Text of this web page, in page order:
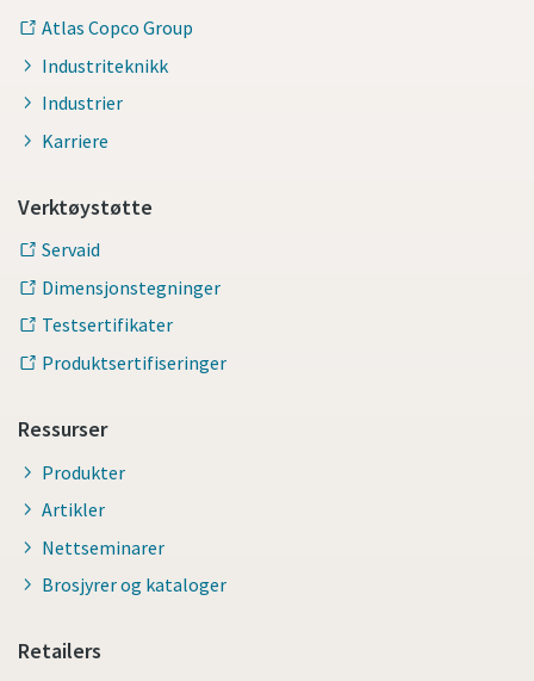
Atlas Copco Group
Industriteknikk
Industrier
Karriere
Verktøystøtte
Servaid
Dimensjonstegninger
Testsertifikater
Produktsertifiseringer
Ressurser
Produkter
Artikler
Nettseminarer
Brosjyrer og kataloger
Retailers